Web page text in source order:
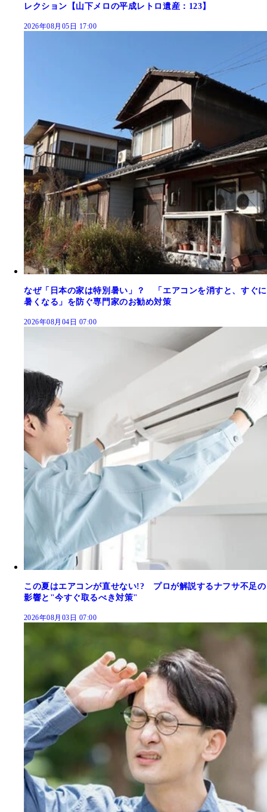
レクション【山下メロの平成レトロ遺産：123】
2026年08月05日 17:00
なぜ「日本の家は特別暑い」？ 「エアコンを消すと、すぐに
暑くなる」を防ぐ専門家のお勧め対策
2026年08月04日 07:00
この夏はエアコンが直せない!? プロが解説するナフサ不足の
影響と"今すぐ取るべき対策"
2026年08月03日 07:00